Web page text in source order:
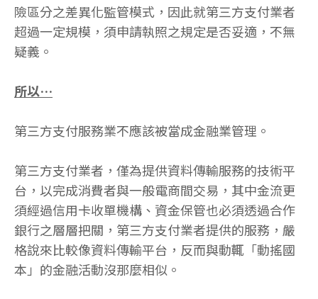
險區分之差異化監管模式，因此就第三方支付業者
超過一定規模，須申請執照之規定是否妥適，不無
疑義。
所以…
第三方支付服務業不應該被當成金融業管理。
第三方支付業者，僅為提供資料傳輸服務的技術平
台，以完成消費者與一般電商間交易，其中金流更
須經過信用卡收單機構、資金保管也必須透過合作
銀行之層層把關，第三方支付業者提供的服務，嚴
格說來比較像資料傳輸平台，反而與動輒「動搖國
本」的金融活動沒那麼相似。